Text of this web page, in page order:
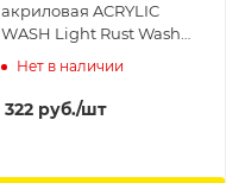
акриловая ACRYLIC
WASH Light Rust Wash
Ammo Mig
Нет в наличии
322 руб./шт